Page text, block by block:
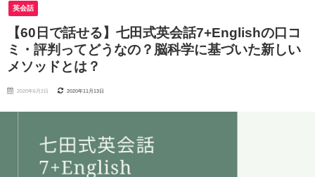
英会話
【60日で話せる】七田式英会話7+Englishの口コ
ミ・評判ってどうなの？脳科学に基づいた新しい
メソッドとは？
2020年6月2日 2020年11月13日